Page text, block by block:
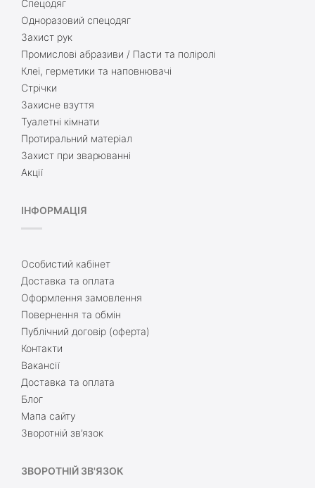
Спецодяг
Одноразовий спецодяг
Захист рук
Промислові абразиви / Пасти та поліролі
Клеї, герметики та наповнювачі
Стрічки
Захисне взуття
Туалетні кімнати
Протиральний матеріал
Захист при зварюванні
Акції
ІНФОРМАЦІЯ
Особистий кабінет
Доставка та оплата
Оформлення замовлення
Повернення та обмін
Публічний договір (оферта)
Контакти
Вакансії
Доставка та оплата
Блог
Мапа сайту
Зворотній зв’язок
ЗВОРОТНІЙ ЗВ'ЯЗОК